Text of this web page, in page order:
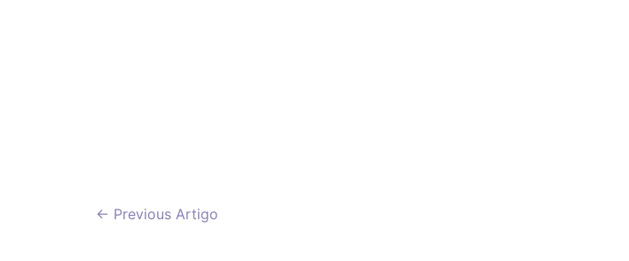
Navegação
← Previous Artigo